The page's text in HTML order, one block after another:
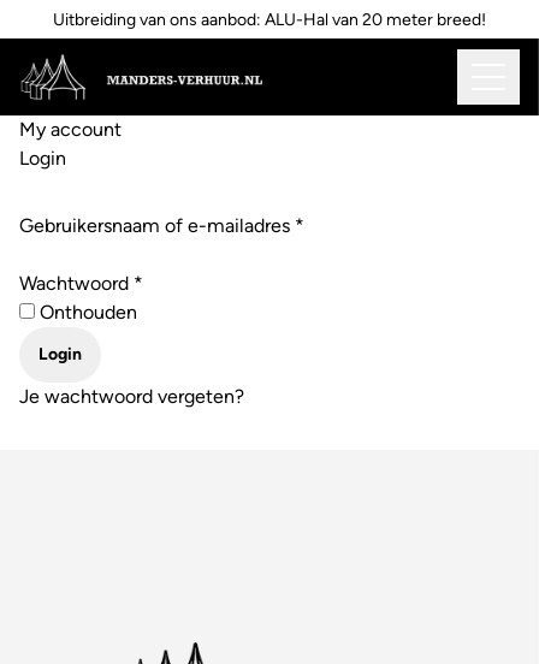
Uitbreiding van ons aanbod: ALU-Hal van 20 meter breed!
My account
Login
Gebruikersnaam of e-mailadres *
Wachtwoord *
Onthouden
Login
Je wachtwoord vergeten?